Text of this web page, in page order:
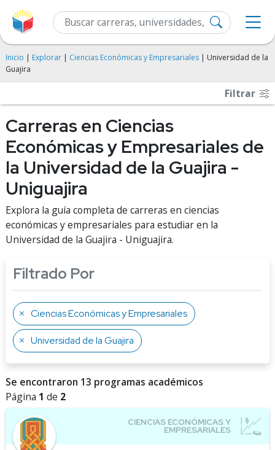
Inicio | Explorar | Ciencias Económicas y Empresariales | Universidad de la
Guajira
Filtrar
Carreras en Ciencias
Económicas y Empresariales de
la Universidad de la Guajira -
Uniguajira
Explora la guía completa de carreras en ciencias
económicas y empresariales para estudiar en la
Universidad de la Guajira - Uniguajira.
Filtrado Por
Ciencias Económicas y Empresariales
Universidad de la Guajira
Se encontraron 13 programas académicos
Página 1 de 2